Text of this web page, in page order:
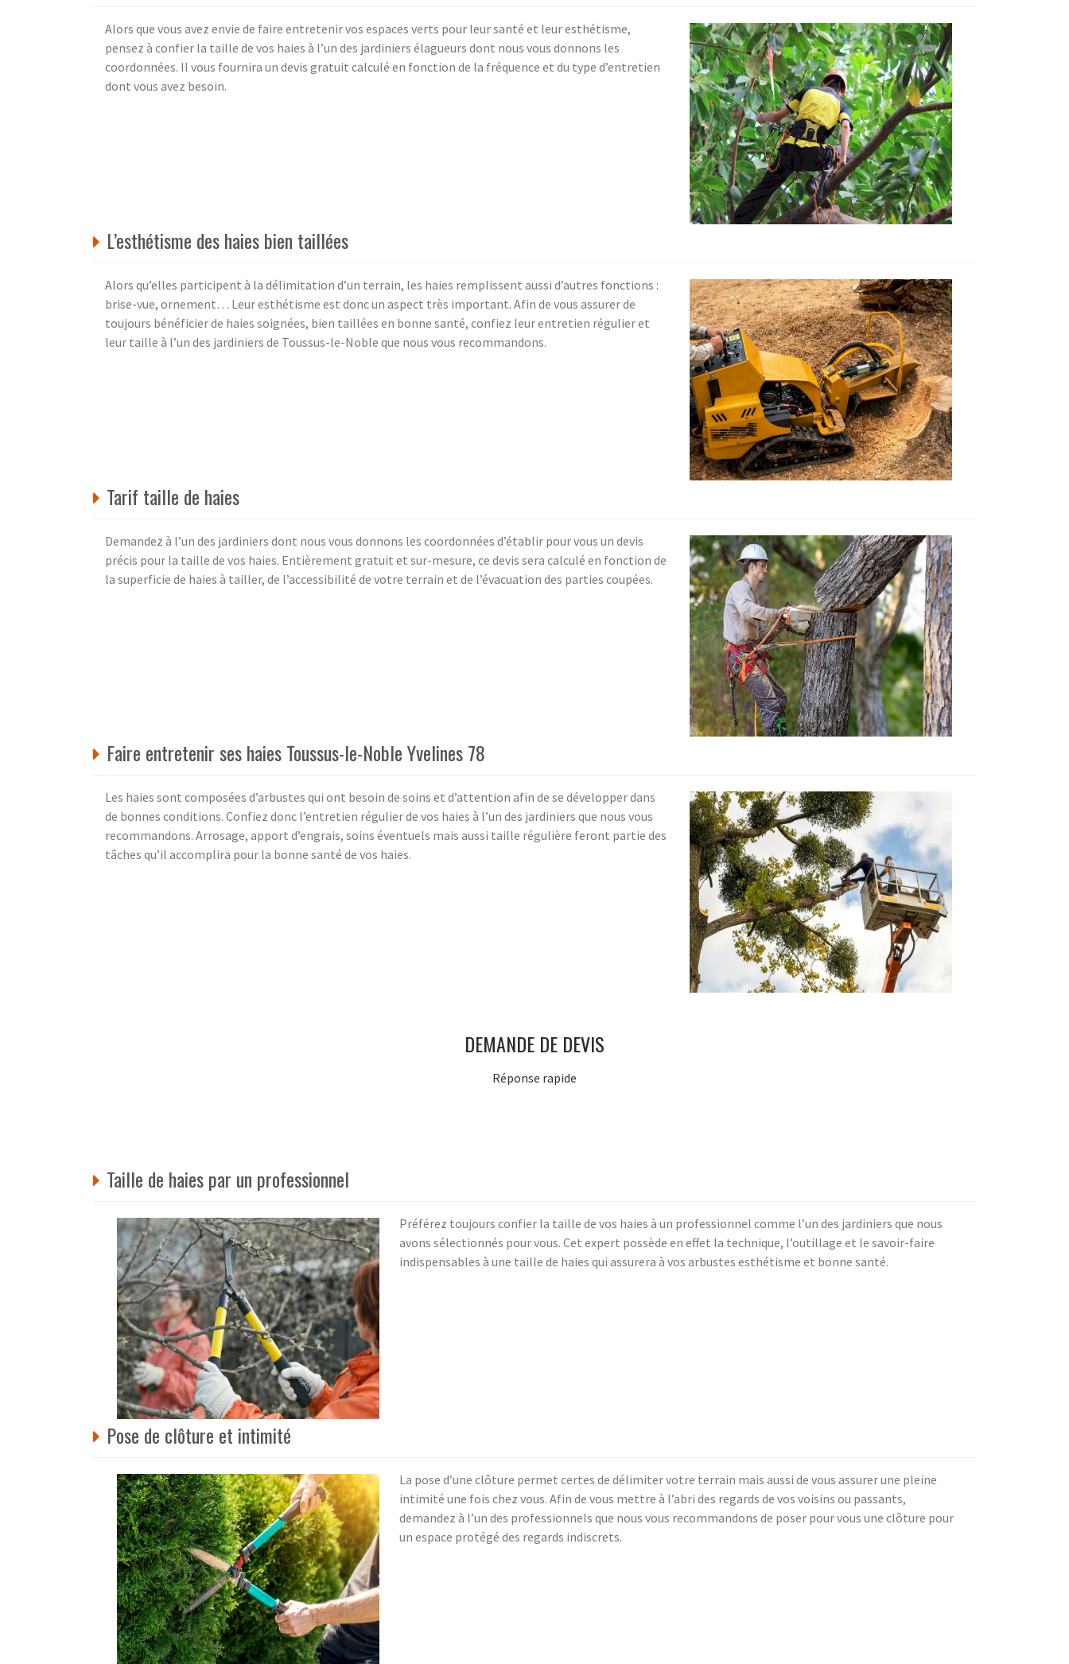
Alors que vous avez envie de faire entretenir vos espaces verts pour leur santé et leur esthétisme,
pensez à confier la taille de vos haies à l’un des jardiniers élagueurs dont nous vous donnons les
coordonnées. Il vous fournira un devis gratuit calculé en fonction de la fréquence et du type d’entretien
dont vous avez besoin.
L’esthétisme des haies bien taillées
Alors qu’elles participent à la délimitation d’un terrain, les haies remplissent aussi d’autres fonctions :
brise-vue, ornement… Leur esthétisme est donc un aspect très important. Afin de vous assurer de
toujours bénéficier de haies soignées, bien taillées en bonne santé, confiez leur entretien régulier et
leur taille à l’un des jardiniers de Toussus-le-Noble que nous vous recommandons.
Tarif taille de haies
Demandez à l’un des jardiniers dont nous vous donnons les coordonnées d’établir pour vous un devis
précis pour la taille de vos haies. Entièrement gratuit et sur-mesure, ce devis sera calculé en fonction de
la superficie de haies à tailler, de l’accessibilité de votre terrain et de l’évacuation des parties coupées.
Faire entretenir ses haies Toussus-le-Noble Yvelines 78
Les haies sont composées d’arbustes qui ont besoin de soins et d’attention afin de se développer dans
de bonnes conditions. Confiez donc l’entretien régulier de vos haies à l’un des jardiniers que nous vous
recommandons. Arrosage, apport d’engrais, soins éventuels mais aussi taille régulière feront partie des
tâches qu’il accomplira pour la bonne santé de vos haies.
DEMANDE DE DEVIS
Réponse rapide
Taille de haies par un professionnel
Préférez toujours confier la taille de vos haies à un professionnel comme l’un des jardiniers que nous
avons sélectionnés pour vous. Cet expert possède en effet la technique, l’outillage et le savoir-faire
indispensables à une taille de haies qui assurera à vos arbustes esthétisme et bonne santé.
Pose de clôture et intimité
La pose d’une clôture permet certes de délimiter votre terrain mais aussi de vous assurer une pleine
intimité une fois chez vous. Afin de vous mettre à l’abri des regards de vos voisins ou passants,
demandez à l’un des professionnels que nous vous recommandons de poser pour vous une clôture pour
un espace protégé des regards indiscrets.